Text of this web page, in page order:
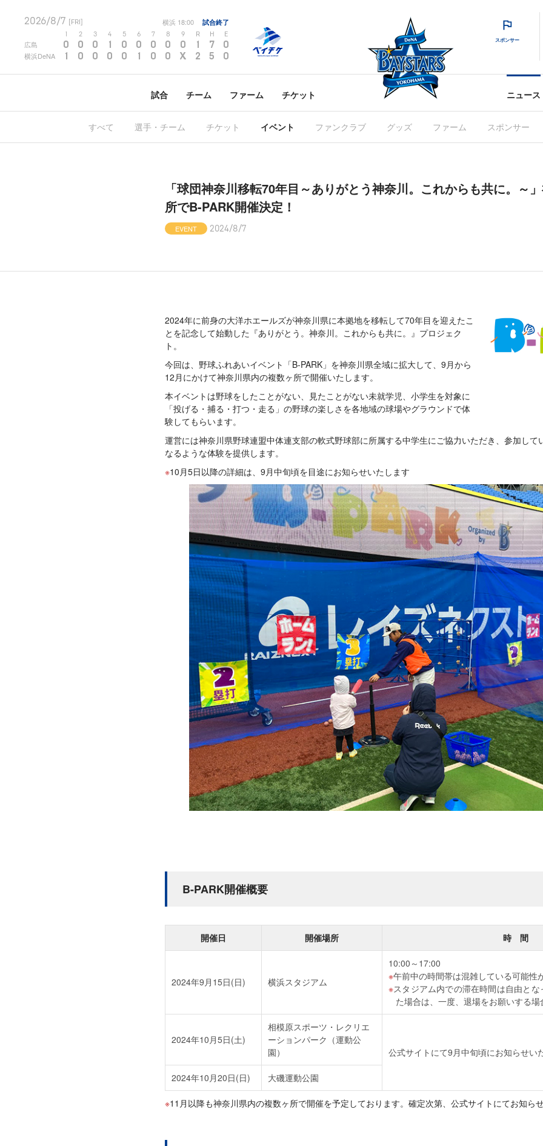
2026/8/7 [FRI] 横浜 18:00 試合終了
2 3 4 5 6 7 8 9 R H E
広島 0 0 0 1 0 0 0 0 0 1 7 0
横浜DeNA 1 0 0 0 0 1 0 0 X 2 5 0
スポンサー
試合 チーム ファーム チケット ニュース
すべて 選手・チーム チケット イベント ファンクラブ グッズ ファーム スポンサー
「球団神奈川移転70年目～ありがとう神奈川。これからも共に。～
所でB-PARK開催決定！
EVENT 2024/8/7
2024年に前身の大洋ホエールズが神奈川県に本拠地を移転して70年目を迎えたこ
とを記念して始動した『ありがとう。神奈川。これからも共に。』プロジェク
ト。
今回は、野球ふれあいイベント「B-PARK」を神奈川県全域に拡大して、9月から
12月にかけて神奈川県内の複数ヶ所で開催いたします。
本イベントは野球をしたことがない、見たことがない未就学児、小学生を対象に
「投げる・捕る・打つ・走る」の野球の楽しさを各地域の球場やグラウンドで体
験してもらいます。
運営には神奈川県野球連盟中体連支部の軟式野球部に所属する中学生にご協力いただき、参加して
なるような体験を提供します。
10月5日以降の詳細は、9月中旬頃を目途にお知らせいたします
B-PARK開催概要
開催日 開催場所 時 間
2024年9月15日(日) 横浜スタジアム
10:00～17:00
午前中の時間帯は混雑している可能性
スタジアム内での滞在時間は自由と
た場合は、一度、退場をお願いする
2024年10月5日(土)
相模原スポーツ・レクリエ
ーションパーク（運動公
園）
公式サイトにて9月中旬頃にお知らせい
2024年10月20日(日) 大磯運動公園
11月以降も神奈川県内の複数ヶ所で開催を予定しております。確定次第、公式サイトにてお知ら